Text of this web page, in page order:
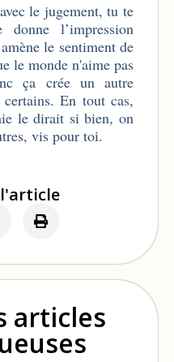
le jugement, tu te
l’impression
le sentiment de
le monde n'aime pas
ça crée un autre
En tout cas,
le dirait si bien, on
vis pour toi.
articles